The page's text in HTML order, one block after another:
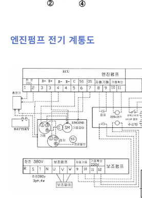
엔진펌프 전기 계통도